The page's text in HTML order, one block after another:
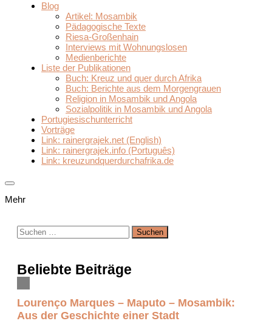
Blog
Artikel: Mosambik
Pädagogische Texte
Riesa-Großenhain
Interviews mit Wohnungslosen
Medienberichte
Liste der Publikationen
Buch: Kreuz und quer durch Afrika
Buch: Berichte aus dem Morgengrauen
Religion in Mosambik und Angola
Sozialpolitik in Mosambik und Angola
Portugiesischunterricht
Vorträge
Link: rainergrajek.net (English)
Link: rainergrajek.info (Português)
Link: kreuzundquerdurchafrika.de
Mehr
Suchen
nach:
Beliebte Beiträge
Lourenço Marques – Maputo – Mosambik:
Aus der Geschichte einer Stadt